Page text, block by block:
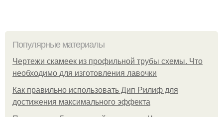
Популярные материалы
Чертежи скамеек из профильной трубы схемы. Что
необходимо для изготовления лавочки
Как правильно использовать Дип Рилиф для
достижения максимального эффекта